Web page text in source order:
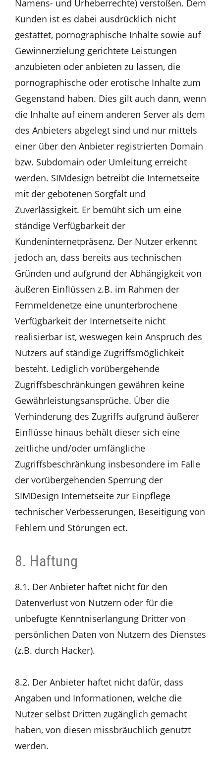
Namens- und Urheberrechte) verstoßen. Dem
Kunden ist es dabei ausdrücklich nicht
gestattet, pornographische Inhalte sowie auf
Gewinnerzielung gerichtete Leistungen
anzubieten oder anbieten zu lassen, die
pornographische oder erotische Inhalte zum
Gegenstand haben. Dies gilt auch dann, wenn
die Inhalte auf einem anderen Server als dem
des Anbieters abgelegt sind und nur mittels
einer über den Anbieter registrierten Domain
bzw. Subdomain oder Umleitung erreicht
werden. SIMdesign betreibt die Internetseite
mit der gebotenen Sorgfalt und
Zuverlässigkeit. Er bemüht sich um eine
ständige Verfügbarkeit der
Kundeninternetpräsenz. Der Nutzer erkennt
jedoch an, dass bereits aus technischen
Gründen und aufgrund der Abhängigkeit von
äußeren Einflüssen z.B. im Rahmen der
Fernmeldenetze eine ununterbrochene
Verfügbarkeit der Internetseite nicht
realisierbar ist, weswegen kein Anspruch des
Nutzers auf ständige Zugriffsmöglichkeit
besteht. Lediglich vorübergehende
Zugriffsbeschränkungen gewähren keine
Gewährleistungsansprüche. Über die
Verhinderung des Zugriffs aufgrund äußerer
Einflüsse hinaus behält dieser sich eine
zeitliche und/oder umfängliche
Zugriffsbeschränkung insbesondere im Falle
der vorübergehenden Sperrung der
SIMDesign Internetseite zur Einpflege
technischer Verbesserungen, Beseitigung von
Fehlern und Störungen ect.
8. Haftung
8.1. Der Anbieter haftet nicht für den
Datenverlust von Nutzern oder für die
unbefugte Kenntniserlangung Dritter von
persönlichen Daten von Nutzern des Dienstes
(z.B. durch Hacker).
8.2. Der Anbieter haftet nicht dafür, dass
Angaben und Informationen, welche die
Nutzer selbst Dritten zugänglich gemacht
haben, von diesen missbräuchlich genutzt
werden.